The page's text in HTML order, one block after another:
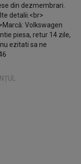
din dezmembrari.
detalii.<br>
Volkswagen
piesa, retur 14 zile,
ezitati sa ne